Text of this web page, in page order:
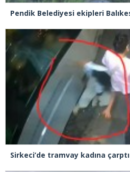
Sirkeci’de tramvay kadına çarptı